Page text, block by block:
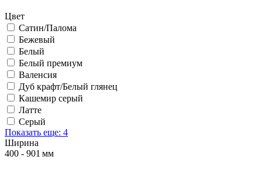
Цвет
Сатин/Палома
Бежевый
Белый
Белый премиум
Валенсия
Дуб крафт/Белый глянец
Кашемир серый
Латте
Серый
Показать еще: 4
Ширина
400 - 901 мм